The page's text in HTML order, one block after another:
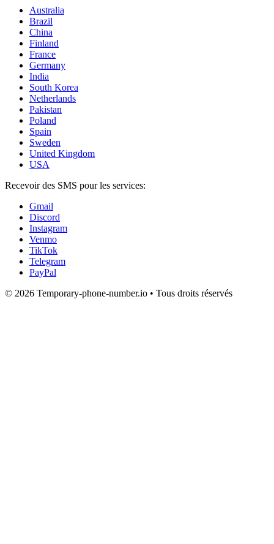
Australia
Brazil
China
Finland
France
Germany
India
South Korea
Netherlands
Pakistan
Poland
Spain
Sweden
United Kingdom
USA
Recevoir des SMS pour les services:
Gmail
Discord
Instagram
Venmo
TikTok
Telegram
PayPal
© 2026 Temporary-phone-number.io • Tous droits réservés